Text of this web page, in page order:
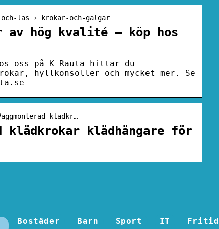
las › krokar-och-galgar
av hög kvalité – köp hos
oss på K-Rauta hittar du
hyllkonsoller och mycket mer. Se
klädkr…
klädkrokar klädhängare för
Bostäder Barn Sport IT Fritid